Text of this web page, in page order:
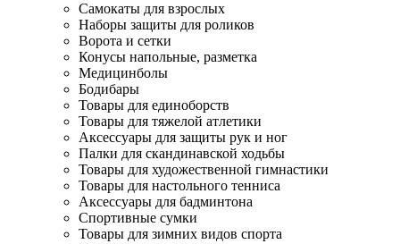
Самокаты для взрослых
Наборы защиты для роликов
Ворота и сетки
Конусы напольные, разметка
Медицинболы
Бодибары
Товары для единоборств
Товары для тяжелой атлетики
Аксессуары для защиты рук и ног
Палки для скандинавской ходьбы
Товары для художественной гимнастики
Товары для настольного тенниса
Аксессуары для бадминтона
Спортивные сумки
Товары для зимних видов спорта